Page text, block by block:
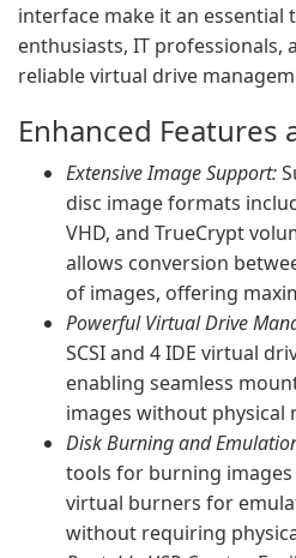
interface make it an essential
enthusiasts, IT professionals,
reliable virtual drive
Enhanced Features
Extensive Image Support:
disc image formats
VHD, and TrueCrypt
allows conversion
of images, offering
Powerful Virtual Drive
SCSI and 4 IDE virtual
enabling seamless
images without physical
Disk Burning and
tools for burning images
virtual burners for
without requiring